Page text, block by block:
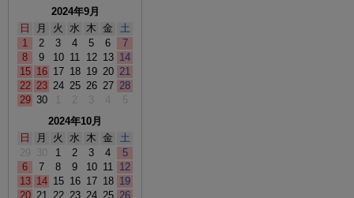
2024年9月
日
月 火 水 木 金
土
1
2 3 4 5 6
7
8
9 10 11 12 13 14
15 16 17 18 19 20 21
22 23 24 25 26 27 28
29 30 1 2 3
5
2024年10月
日
月 火 水 木 金
土
29
30 1 2 3 4
5
6
7 8 9 10 11 12
13 14 15 16 17 18 19
20 21 22 23 24 25 26